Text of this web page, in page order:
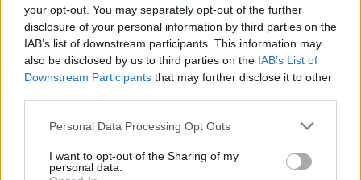
your opt-out. You may separately opt-out of the further
disclosure of your personal information by third parties on the
IAB’s list of downstream participants. This information may
also be disclosed by us to third parties on the IAB’s List of
Downstream Participants that may further disclose it to other
Personal Data Processing Opt Outs
I want to opt-out of the Sharing of my
personal data.